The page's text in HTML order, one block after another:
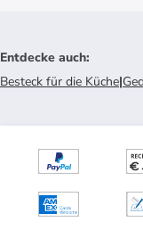
Entdecke auch:
Besteck für die Küche|